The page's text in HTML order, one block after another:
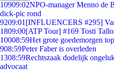
10909:02NPO-manager Menno de
dick-pic rond
9209:01 [INFLUENCERS #295]
1809:00[ATP Tour] #169 Tosti
10008:59Het grote goedemorgen
908:59Peter Faber is overleden
1308:59Rechtszaak dodelijk
advocaat